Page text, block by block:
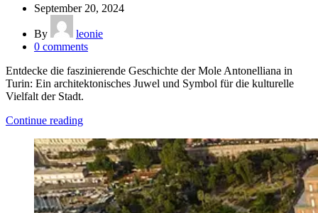
September 20, 2024
By
leonie
0 comments
Entdecke die faszinierende Geschichte der Mole Antonelliana in
Turin: Ein architektonisches Juwel und Symbol für die kulturelle
Vielfalt der Stadt.
Continue reading